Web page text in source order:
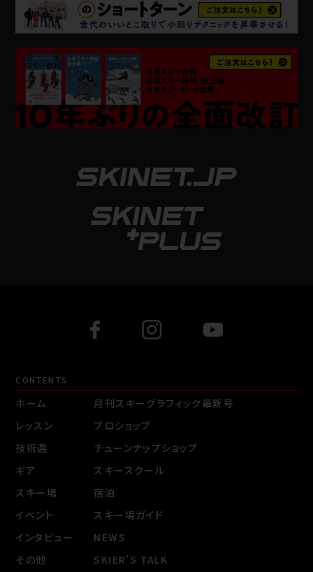
CONTENTS
ホーム
レッスン
技術選
ギア
スキー場
イベント
インタビュー
その他
月刊スキーグラフィック最新号
プロショップ
チューンナップショップ
スキースクール
宿泊
スキー場ガイド
NEWS
SKIER’S TALK